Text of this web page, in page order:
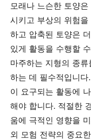
모래나 느슨한 토양
시키고 부상의 위험
하고 압축된 토양은
있게 활동을 수행할
마주하는 지형의 종
하는 데 필수적입니
이 요구되는 활동에
해야 합니다. 적절한
움에 극적인 영향을
외 모험 전략의 중요